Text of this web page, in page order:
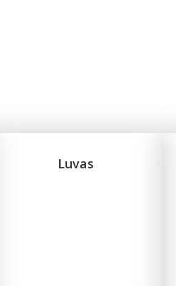
Luvas